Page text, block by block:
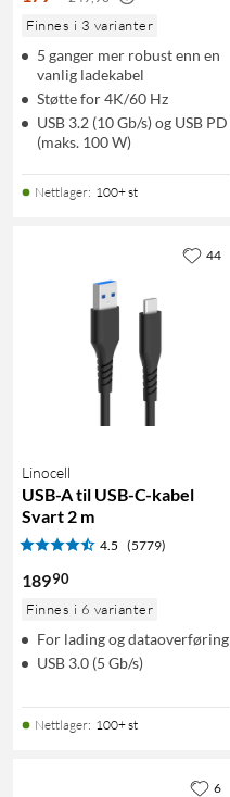
Finnes i 3 varianter
5 ganger mer robust enn en
vanlig ladekabel
Støtte for 4K/60 Hz
USB 3.2 (10 Gb/s) og USB PD
(maks. 100 W)
Nettlager: 100+ st
Linocell
USB-A til USB-C-kabel
Svart 2 m
4.5 (5779)
18990
Finnes i 6 varianter
For lading og dataoverføring
USB 3.0 (5 Gb/s)
Nettlager: 100+ st
44
6